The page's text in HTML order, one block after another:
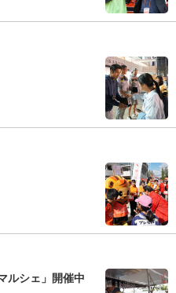
ルシェ」開催中